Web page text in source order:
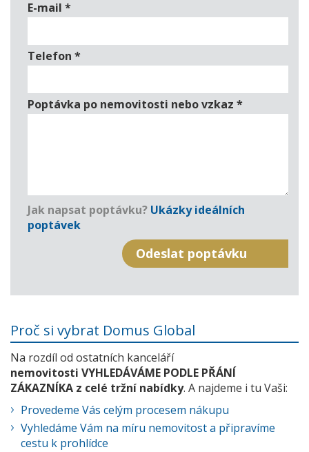
E-mail *
Telefon *
Poptávka po nemovitosti nebo vzkaz *
Jak napsat poptávku? Ukázky ideálních
poptávek
Proč si vybrat Domus Global
Na rozdíl od ostatních kanceláří
nemovitosti VYHLEDÁVÁME PODLE PŘÁNÍ
ZÁKAZNÍKA z celé tržní nabídky. A najdeme i tu Vaši:
Provedeme Vás celým procesem nákupu
Vyhledáme Vám na míru nemovitost a připravíme
cestu k prohlídce